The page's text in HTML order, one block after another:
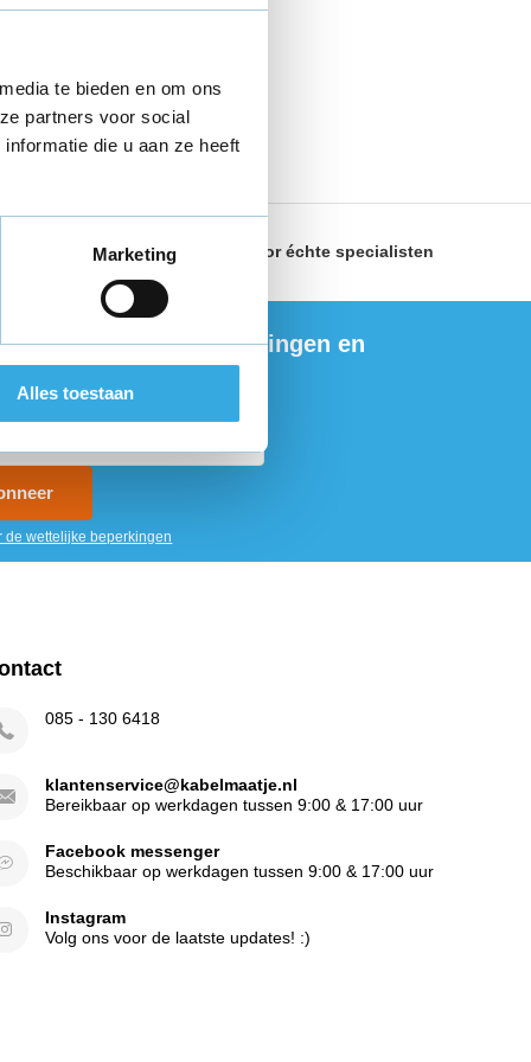
te bieden en om ons
partners voor social
die u aan ze heeft
Marketing
Alles toestaan
Geselecteerd dooréchte specialisten
de nieuwste aanbiedingen en
de wettelijke beperkingen
085 - 130 6418
klantenservice@kabelmaatje.nl
Bereikbaar op werkdagen tussen 9:00 & 17:00 uur
Facebook messenger
Beschikbaar op werkdagen tussen 9:00 & 17:00 uur
Instagram
Volg ons voor de laatste updates! :)